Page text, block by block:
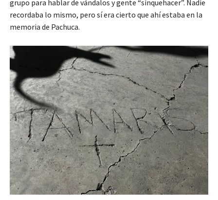
grupo para hablar de vándalos y gente “sinquehacer”. Nadie
recordaba lo mismo, pero sí era cierto que ahí estaba en la
memoria de Pachuca.